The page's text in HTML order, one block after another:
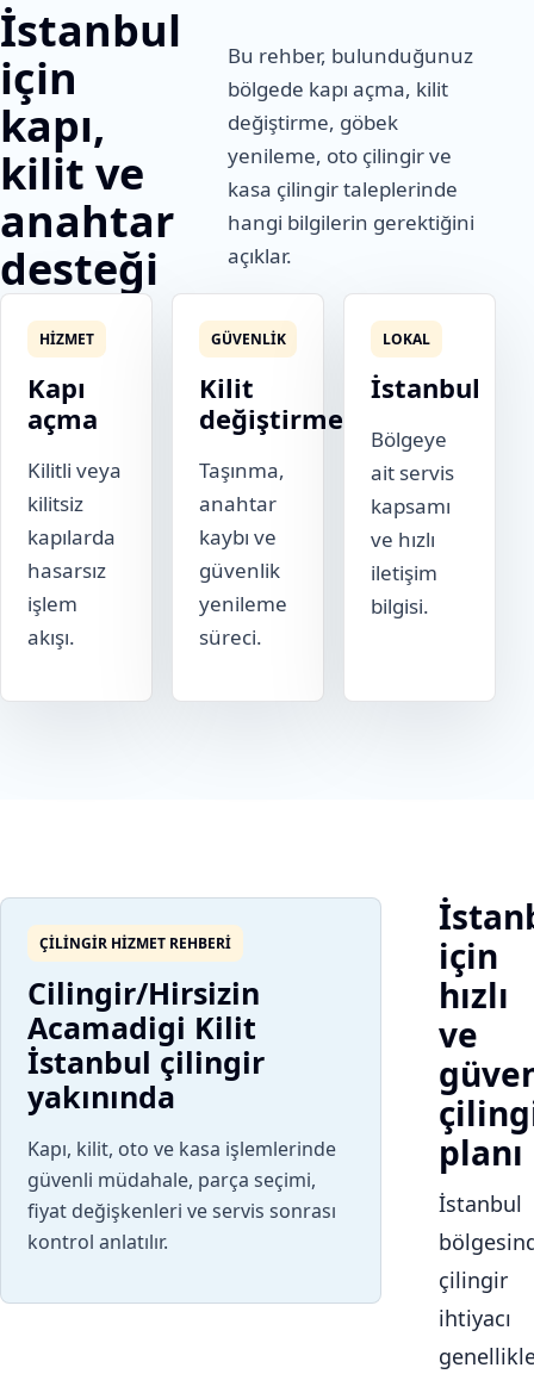
İstanbul
için
kapı,
kilit ve
anahtar
desteği
Bu rehber, bulunduğunuz
bölgede kapı açma, kilit
değiştirme, göbek
yenileme, oto çilingir ve
kasa çilingir taleplerinde
hangi bilgilerin gerektiğini
açıklar.
HIZMET
Kapı
açma
Kilitli veya
kilitsiz
kapılarda
hasarsız
işlem
akışı.
GÜVENLIK
Kilit
değiştirme
Taşınma,
anahtar
kaybı ve
güvenlik
yenileme
süreci.
LOKAL
İstanbul
Bölgeye
ait servis
kapsamı
ve hızlı
iletişim
bilgisi.
ÇILINGIR HIZMET REHBERI
Cilingir/Hirsizin
Acamadigi Kilit
İstanbul çilingir
yakınında
Kapı, kilit, oto ve kasa işlemlerinde
güvenli müdahale, parça seçimi,
fiyat değişkenleri ve servis sonrası
kontrol anlatılır.
için
hızlı
ve
planı
İstanbul
çilingir
ihtiyacı